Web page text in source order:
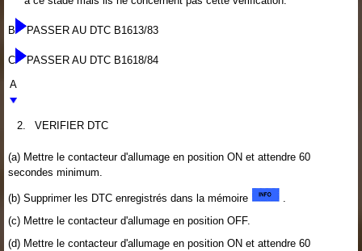
B PASSER AU DTC B1613/83
C
PASSER AU DTC B1618/84
A
2. VERIFIER DTC
(a) Mettre le contacteur d'allumage en position ON et attendre 60
secondes minimum.
(b) Supprimer les DTC enregistrés dans la mémoire
(c) Mettre le contacteur d'allumage en position OFF.
(d) Mettre le contacteur d'allumage en position ON et attendre 60